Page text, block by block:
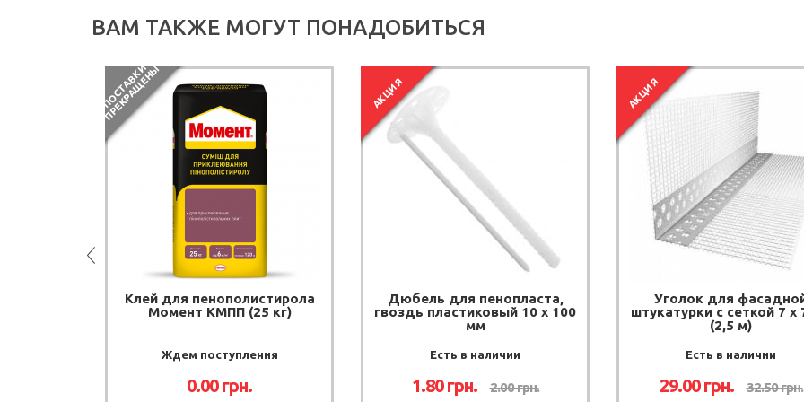
ВАМ ТАКЖЕ МОГУТ ПОНАДОБИТЬСЯ
П
О
С
Т
А
В
К
И
П
Р
Е
К
Р
А
Щ
Е
Н
Ы
Клей для пенополистирола
Момент КМПП (25 кг)
Ждем поступления
0.00 грн.
АКЦИЯ
Дюбель для пенопласта,
гвоздь пластиковый 10 х 100
мм
Есть в наличии
1.80 грн. 2.00 грн.
АКЦИЯ
Уголок для
штукатурки с сеткой 7 х
(2,5 м)
Есть в наличии
29.00 грн. 32.50 грн.